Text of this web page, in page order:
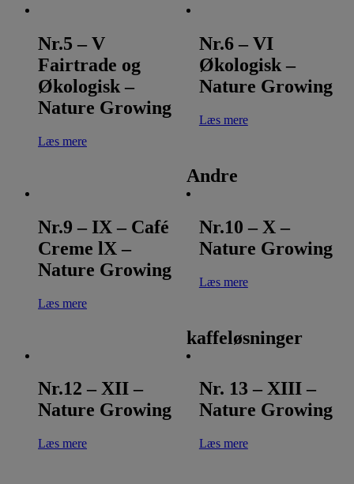
Nr.5 – V
Fairtrade og
Økologisk –
Nature Growing
Læs mere
Nr.6 – VI
Økologisk –
Nature Growing
Læs mere
Nr.9 – IX – Café
Creme lX –
Nature Growing
Læs mere
Nr.10 – X –
Nature Growing
Læs mere
Nr.12 – XII –
Nature Growing
Læs mere
Nr. 13 – XIII –
Nature Growing
Læs mere
Andre
kaffeløsninger